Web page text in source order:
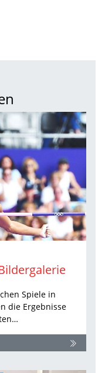
Spiele in
die Ergebnisse